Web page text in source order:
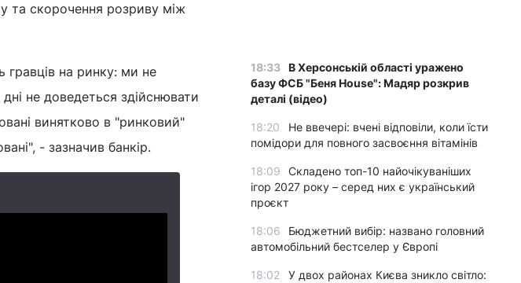
та скорочення розриву між
гравців на ринку: ми не
не доведеться здійснювати
винятково в "ринковий"
- зазначив банкір.
18:33 В Херсонській області уражено
базу ФСБ "Беня House": Мадяр розкрив
деталі (відео)
18:20
Не ввечері: вчені відповіли, коли їсти
помідори для повного засвоєння вітамінів
18:09
Складено топ-10 найочікуваніших
ігор 2027 року – серед них є український
проєкт
18:06
Бюджетний вибір: названо головний
автомобільний бестселер у Європі
18:02
У двох районах Києва зникло світло: